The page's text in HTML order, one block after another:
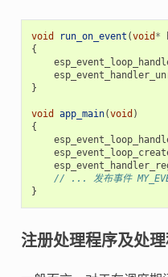
void run_on_event (void *
{
}
void app_main(void )
{
// ... 发布事件
}
注册处理程序及处